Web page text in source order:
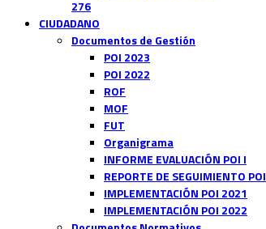
276
CIUDADANO
Documentos de Gestión
POI 2023
POI 2022
ROF
MOF
FUT
Organigrama
INFORME EVALUACIÓN POI I
REPORTE DE SEGUIMIENTO POI
IMPLEMENTACIÓN POI 2021
IMPLEMENTACIÓN POI 2022